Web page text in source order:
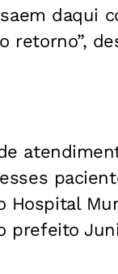
daqui
retorno”,
Hospital
prefeito